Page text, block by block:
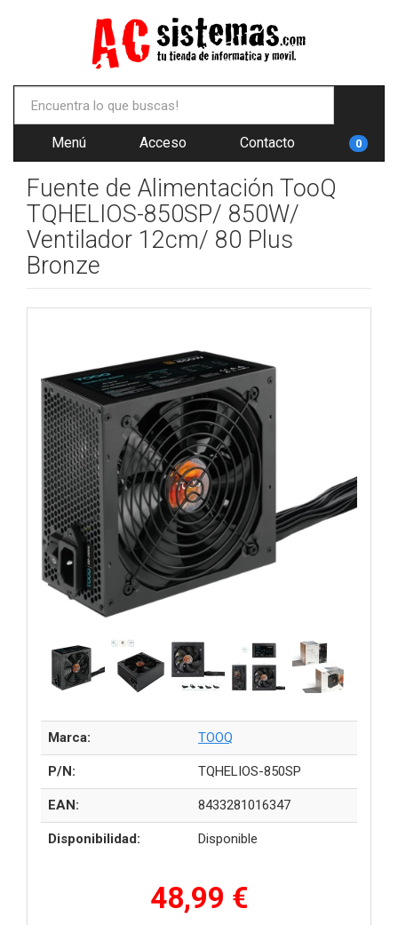
Menú Acceso Contacto 0
Fuente de Alimentación TooQ
TQHELIOS-850SP/ 850W/
Ventilador 12cm/ 80 Plus
Bronze
Marca: TOOQ
P/N: TQHELIOS-850SP
EAN: 8433281016347
Disponibilidad: Disponible
48,99 €